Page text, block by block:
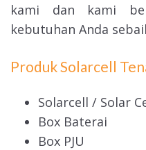
kami dan kami
kebutuhan Anda
Produk Solarcell
Solarcell / Solar
Box Baterai
Box PJU